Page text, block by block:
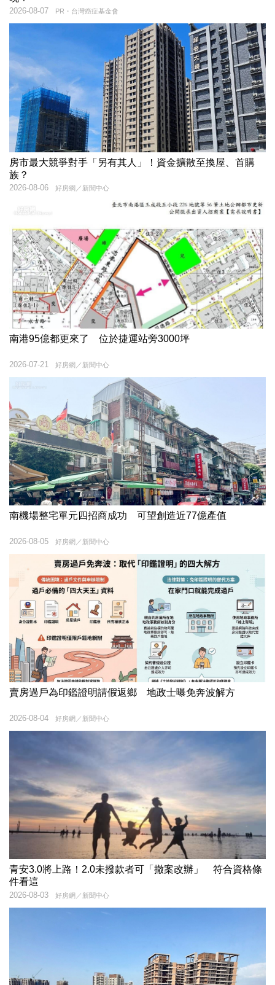
PR・台灣癌症基金會
2026-08-07
房市最大競爭對手「另有其人」！資金擴散至換屋、首購
族？
好房網／新聞中心
2026-08-06
南港95億都更來了 位於捷運站旁3000坪
好房網／新聞中心
2026-07-21
南機場整宅單元四招商成功 可望創造近77億產值
好房網／新聞中心
2026-08-05
賣房過戶為印鑑證明請假返鄉 地政士曝免奔波解方
好房網／新聞中心
2026-08-04
青安3.0將上路！2.0未撥款者可「撤案改辦」 符合資格條
件看這
好房網／新聞中心
2026-08-03